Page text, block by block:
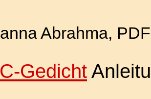
Abrahma,
Gedicht